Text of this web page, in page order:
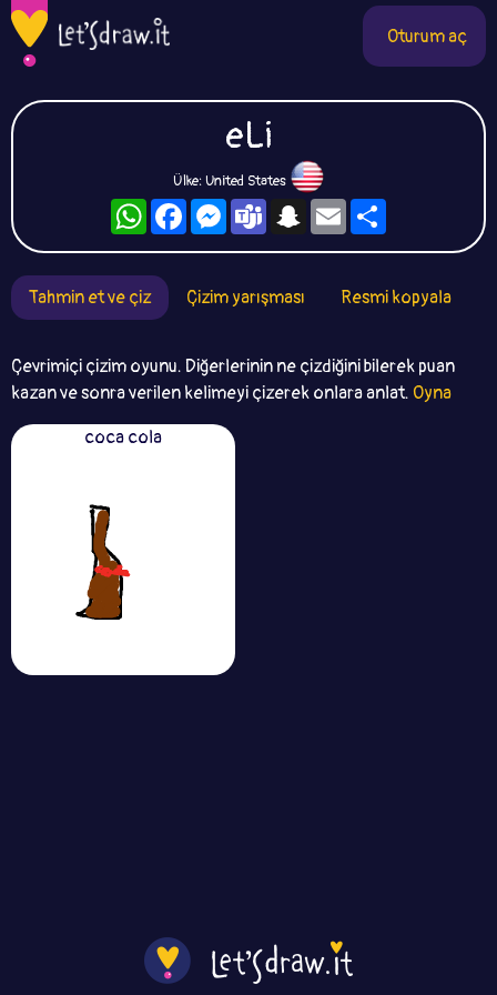
Oturum aç
eLi
Ülke: United States
WhatsAppFacebookMessengerTeamsSnapchat
Email
Tahmin et ve çiz Çizim yarışması Resmi kopyala
Çevrimiçi çizim oyunu. Diğerlerinin ne çizdiğini bilerek puan
kazan ve sonra verilen kelimeyi çizerek onlara anlat. Oyna
coca cola